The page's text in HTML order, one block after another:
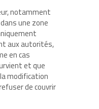
notamment
une zone
aux autorités,
en cas
et que
modification
de couvrir